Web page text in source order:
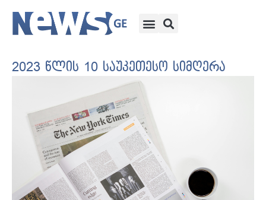
2023 წლის 10 საუკეთესო სიმღერა